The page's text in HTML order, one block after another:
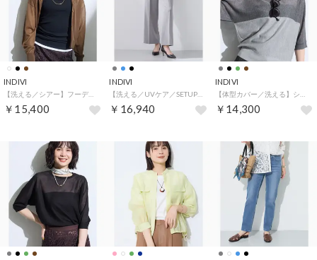
INDIVI
￥15,400
INDIVI
￥16,940
INDIVI
￥14,300